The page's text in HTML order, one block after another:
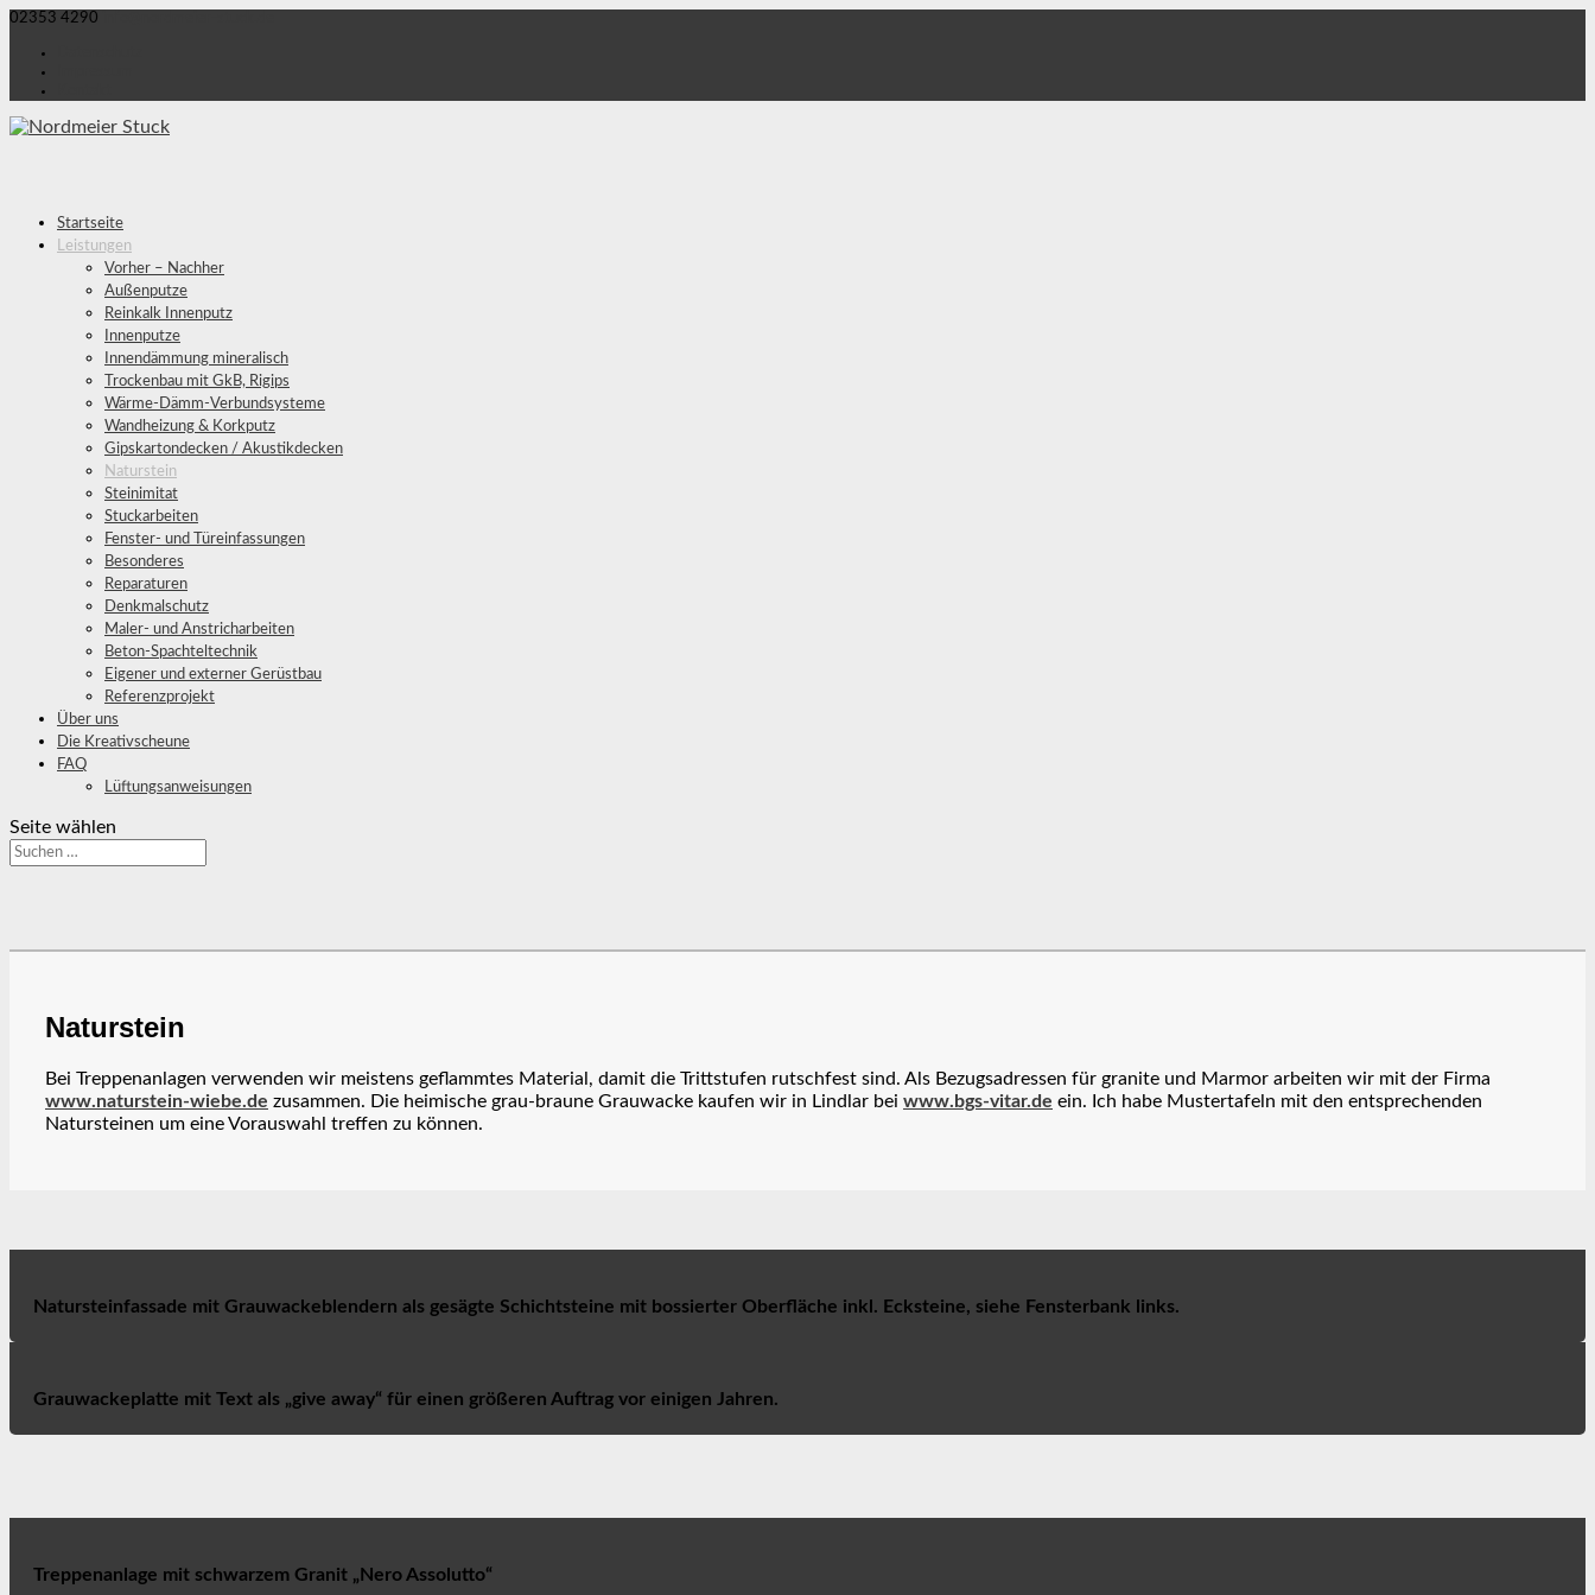
02353 4290
Startseite
Leistungen
Vorher – Nachher
Außenputze
Reinkalk Innenputz
Innenputze
Innendämmung mineralisch
Trockenbau mit GkB, Rigips
Wärme-Dämm-Verbundsysteme
Wandheizung & Korkputz
Gipskartondecken / Akustikdecken
Naturstein
Steinimitat
Stuckarbeiten
Fenster- und Türeinfassungen
Besonderes
Reparaturen
Denkmalschutz
Maler- und Anstricharbeiten
Beton-Spachteltechnik
Eigener und externer Gerüstbau
Referenzprojekt
Über uns
Die Kreativscheune
FAQ
Lüftungsanweisungen
Seite wählen
Naturstein
Bei Treppenanlagen verwenden wir meistens geflammtes Material, damit die Trittstufen rutschfest sind. Als Bezugsadressen für granite und Marmor arbeiten wir mit der Firma
www.naturstein-wiebe.de zusammen. Die heimische grau-braune Grauwacke kaufen wir in Lindlar bei www.bgs-vitar.de ein. Ich habe Mustertafeln mit den entsprechenden
Natursteinen um eine Vorauswahl treffen zu können.
Natursteinfassade mit Grauwackeblendern als gesägte Schichtsteine mit bossierter Oberfläche inkl. Ecksteine, siehe Fensterbank links.
Grauwackeplatte mit Text als „give away“ für einen größeren Auftrag vor einigen Jahren.
Treppenanlage mit schwarzem Granit „Nero Assolutto“